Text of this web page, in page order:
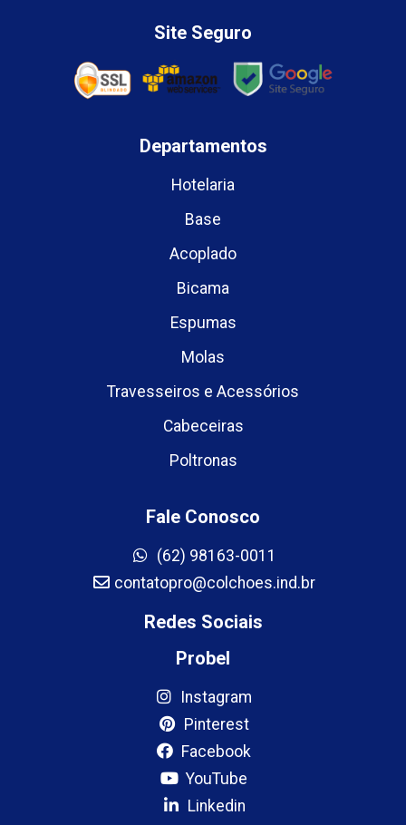
Site Seguro
Departamentos
Hotelaria
Base
Acoplado
Bicama
Espumas
Molas
Travesseiros e Acessórios
Cabeceiras
Poltronas
Fale Conosco
(62) 98163-0011
contatopro@colchoes.ind.br
Redes Sociais
Probel
Instagram
Pinterest
Facebook
YouTube
Linkedin